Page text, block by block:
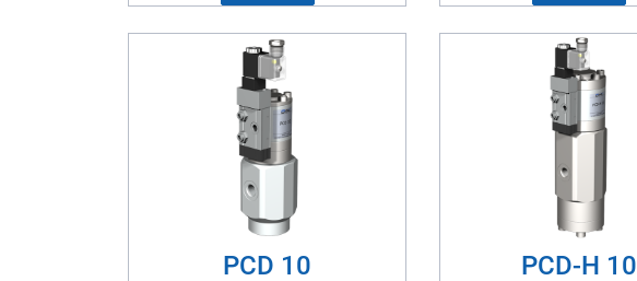
PCD 10 PCD-H 10